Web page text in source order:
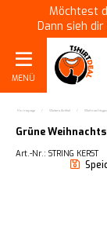
Möchtest
Dann sieh
MENÜ
Homepage / Weitere Artikel /
Grüne
Art.-Nr.: STRING KERST